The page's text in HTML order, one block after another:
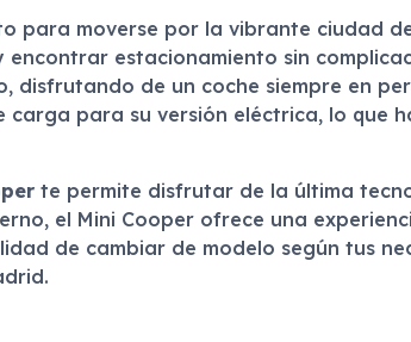
para moverse por la vibrante ciudad
estacionamiento sin
disfrutando de un coche siempre en
carga para su versión eléctrica, lo que
te permite disfrutar de la última
el Mini Cooper ofrece una
de cambiar de modelo según tus